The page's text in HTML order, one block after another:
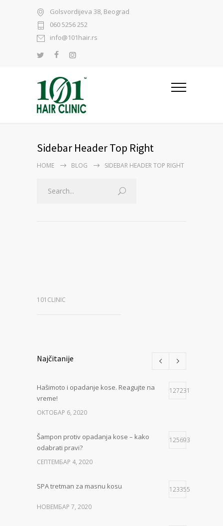
Golsvordijeva 38, Beograd
060 5256 252
info@101hair.rs
Sidebar Header Top Right
HOME BLOG SIDEBAR HEADER TOP RIGHT
101CLINIC
Najčitanije
Hašimoto i opadanje kose. Reagujte na
vreme!
127231
ОКТОБАР 6, 2020
Šampon protiv opadanja kose – kako
odabrati pravi?
125693
СЕПТЕМБАР 4, 2020
SPA tretman za masnu kosu 123355
НОВЕМБАР 7, 2020